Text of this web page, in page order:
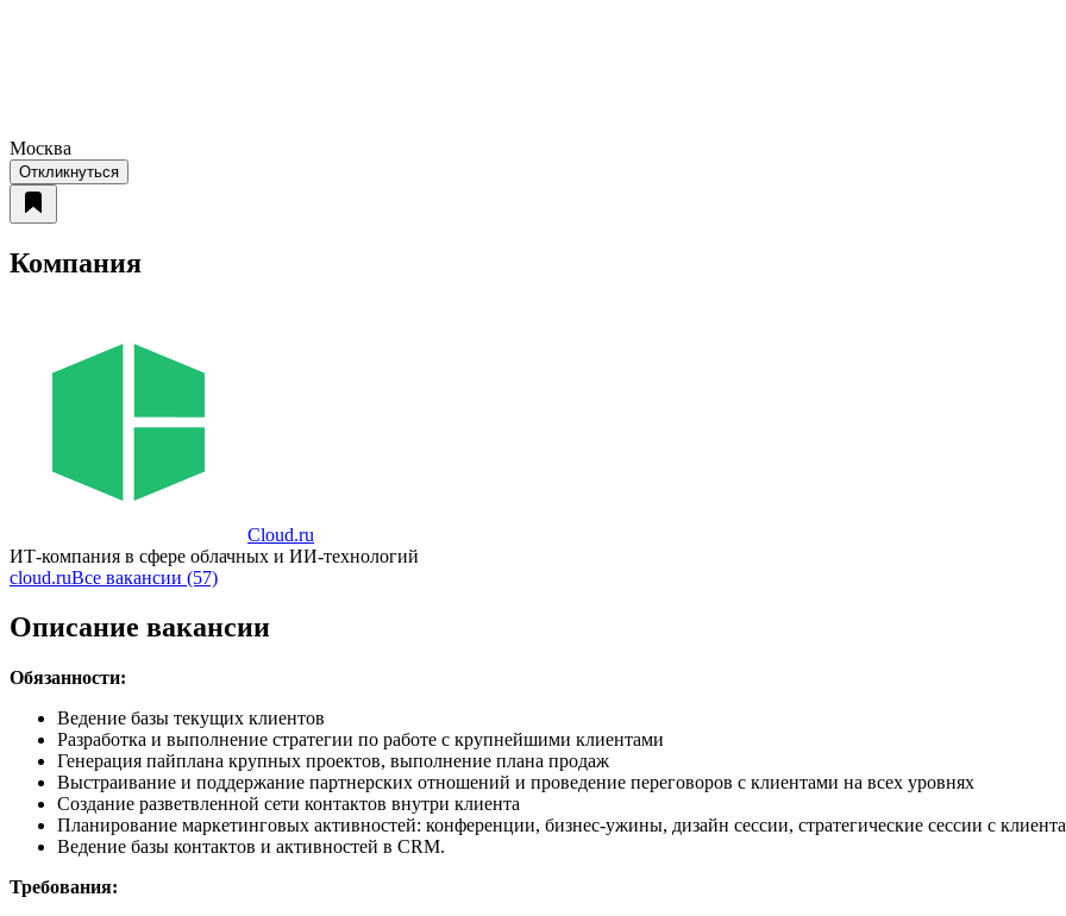
Москва
Откликнуться
Компания
Cloud.ru
ИТ-компания в сфере облачных и ИИ-технологий
cloud.ruВсе вакансии (57)
Описание вакансии
Обязанности:
Ведение базы текущих клиентов
Разработка и выполнение стратегии по работе с крупнейшими клиентами
Генерация пайплана крупных проектов, выполнение плана продаж
Выстраивание и поддержание партнерских отношений и проведение переговоров с клиентами на всех уровнях
Создание разветвленной сети контактов внутри клиента
Планирование маркетинговых активностей: конференции, бизнес-ужины, дизайн сессии, стратегические сессии с
Ведение базы контактов и активностей в CRM.
Требования: